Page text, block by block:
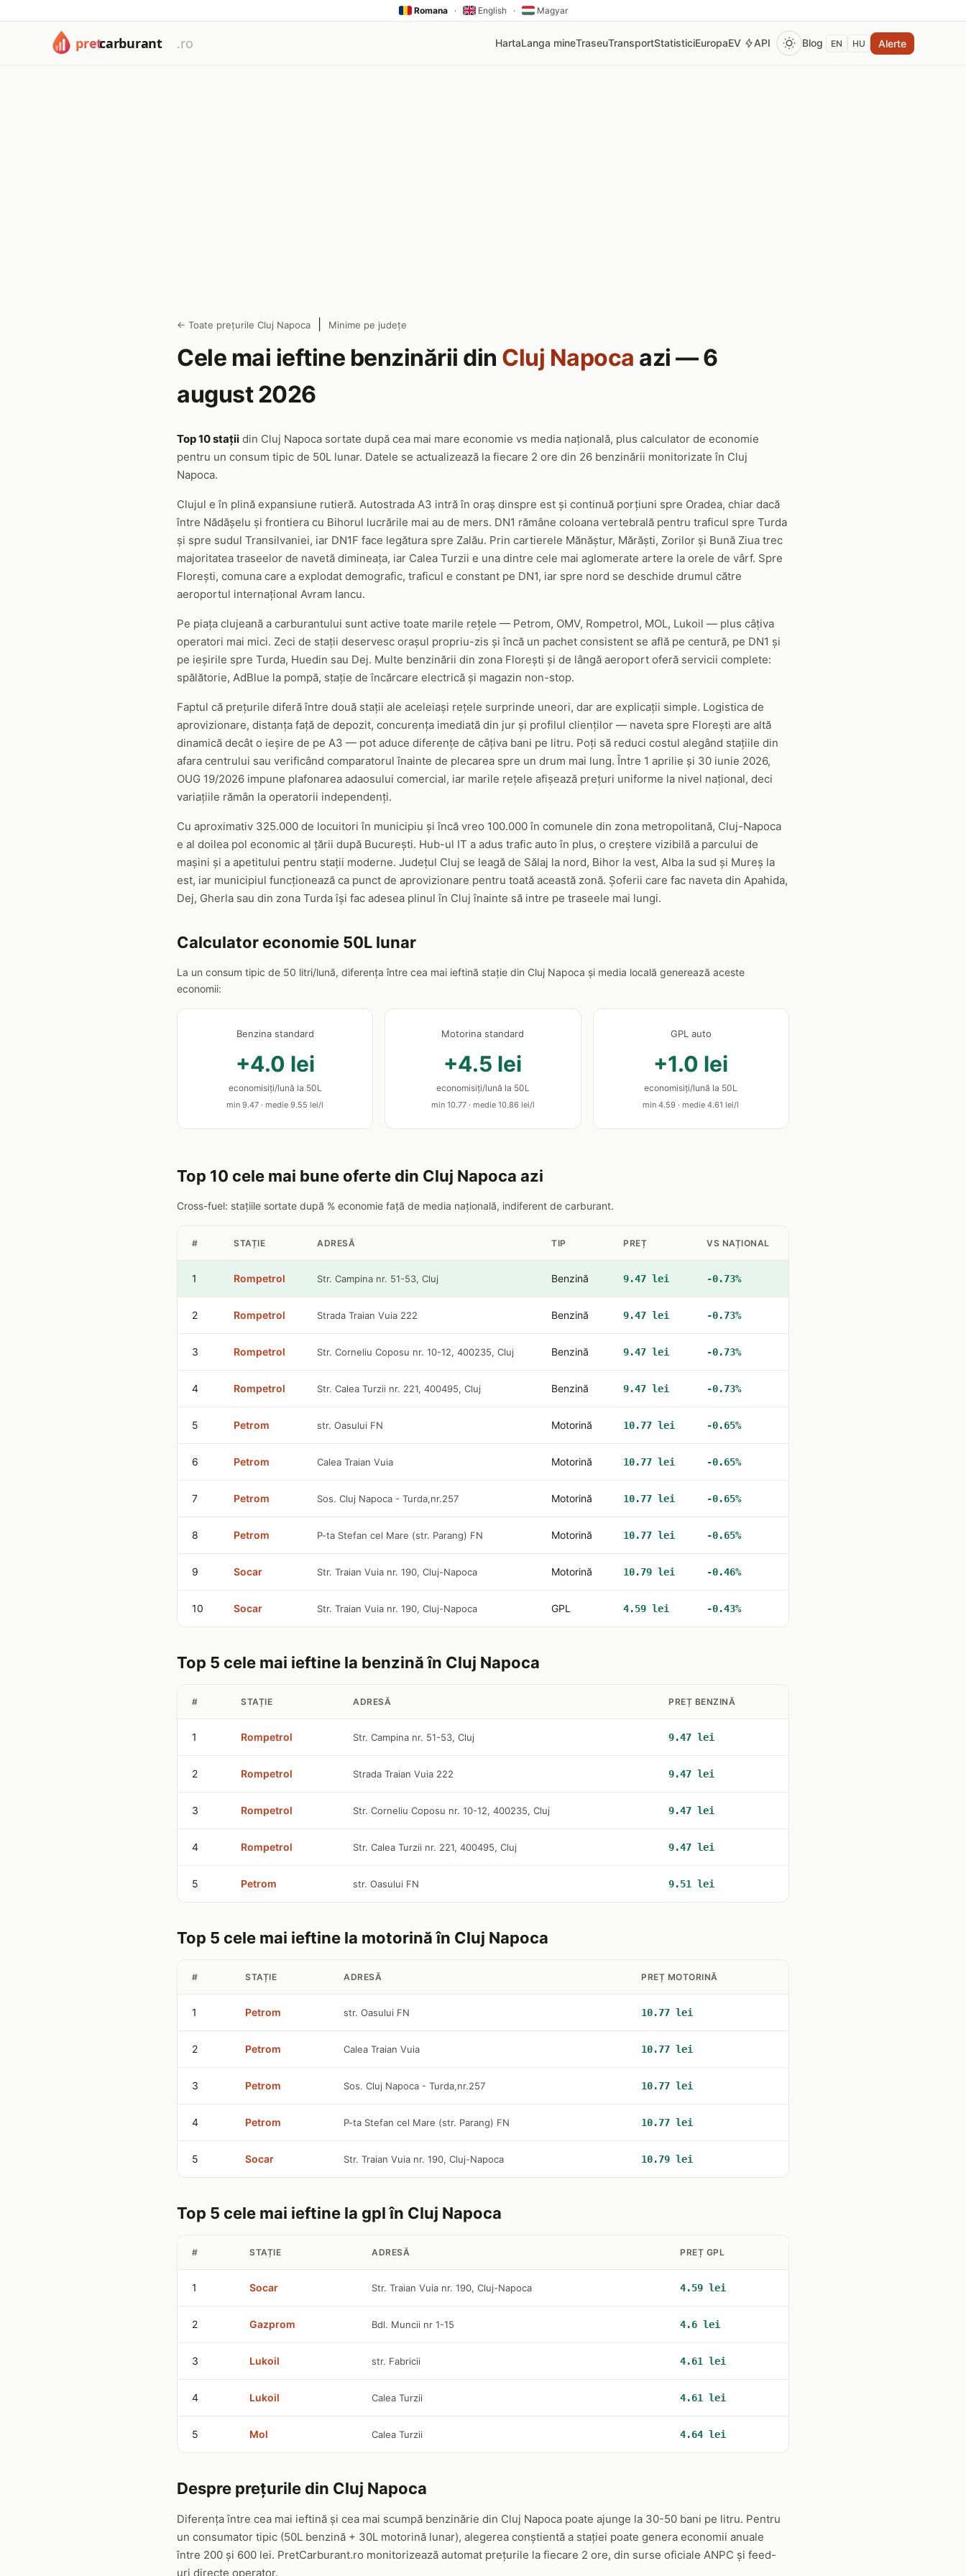
Romana · English · Magyar
HartaLanga mineTraseuTransportStatisticiEuropaEV API Blog EN HU Alerte
← Toate prețurile Cluj Napoca Minime pe județe
Cele mai ieftine benzinării din Cluj Napoca azi — 6
august 2026
Top 10 stații din Cluj Napoca sortate după cea mai mare economie vs media națională, plus calculator de economie
pentru un consum tipic de 50L lunar. Datele se actualizează la fiecare 2 ore din 26 benzinării monitorizate în Cluj
Napoca.
Clujul e în plină expansiune rutieră. Autostrada A3 intră în oraș dinspre est și continuă porțiuni spre Oradea, chiar dacă
între Nădășelu și frontiera cu Bihorul lucrările mai au de mers. DN1 rămâne coloana vertebrală pentru traficul spre Turda
și spre sudul Transilvaniei, iar DN1F face legătura spre Zalău. Prin cartierele Mănăștur, Mărăști, Zorilor și Bună Ziua trec
majoritatea traseelor de navetă dimineața, iar Calea Turzii e una dintre cele mai aglomerate artere la orele de vârf. Spre
Florești, comuna care a explodat demografic, traficul e constant pe DN1, iar spre nord se deschide drumul către
aeroportul internațional Avram Iancu.
Pe piața clujeană a carburantului sunt active toate marile rețele — Petrom, OMV, Rompetrol, MOL, Lukoil — plus câțiva
operatori mai mici. Zeci de stații deservesc orașul propriu-zis și încă un pachet consistent se află pe centură, pe DN1 și
pe ieșirile spre Turda, Huedin sau Dej. Multe benzinării din zona Florești și de lângă aeroport oferă servicii complete:
spălătorie, AdBlue la pompă, stație de încărcare electrică și magazin non-stop.
Faptul că prețurile diferă între două stații ale aceleiași rețele surprinde uneori, dar are explicații simple. Logistica de
aprovizionare, distanța față de depozit, concurența imediată din jur și profilul clienților — naveta spre Florești are altă
dinamică decât o ieșire de pe A3 — pot aduce diferențe de câțiva bani pe litru. Poți să reduci costul alegând stațiile din
afara centrului sau verificând comparatorul înainte de plecarea spre un drum mai lung. Între 1 aprilie și 30 iunie 2026,
OUG 19/2026 impune plafonarea adaosului comercial, iar marile rețele afișează prețuri uniforme la nivel național, deci
variațiile rămân la operatorii independenți.
Cu aproximativ 325.000 de locuitori în municipiu și încă vreo 100.000 în comunele din zona metropolitană, Cluj-Napoca
e al doilea pol economic al țării după București. Hub-ul IT a adus trafic auto în plus, o creștere vizibilă a parcului de
mașini și a apetitului pentru stații moderne. Județul Cluj se leagă de Sălaj la nord, Bihor la vest, Alba la sud și Mureș la
est, iar municipiul funcționează ca punct de aprovizionare pentru toată această zonă. Șoferii care fac naveta din Apahida,
Dej, Gherla sau din zona Turda își fac adesea plinul în Cluj înainte să intre pe traseele mai lungi.
Calculator economie 50L lunar
La un consum tipic de 50 litri/lună, diferența între cea mai ieftină stație din Cluj Napoca și media locală generează aceste
economii:
Benzina standard
+4.0 lei
economisiți/lună la 50L
min 9.47 · medie 9.55 lei/l
Motorina standard
+4.5 lei
economisiți/lună la 50L
min 10.77 · medie 10.86 lei/l
GPL auto
+1.0 lei
economisiți/lună la 50L
min 4.59 · medie 4.61 lei/l
Top 10 cele mai bune oferte din Cluj Napoca azi
Cross-fuel: stațiile sortate după % economie față de media națională, indiferent de carburant.
# STAȚIE ADRESĂ TIP PREȚ VS NAȚIONAL
1 Rompetrol Str. Campina nr. 51-53, Cluj Benzină 9.47 lei -0.73%
2 Rompetrol Strada Traian Vuia 222 Benzină 9.47 lei -0.73%
3 Rompetrol Str. Corneliu Coposu nr. 10-12, 400235, Cluj Benzină 9.47 lei -0.73%
4 Rompetrol Str. Calea Turzii nr. 221, 400495, Cluj Benzină 9.47 lei -0.73%
5 Petrom str. Oasului FN Motorină 10.77 lei -0.65%
6 Petrom Calea Traian Vuia Motorină 10.77 lei -0.65%
7 Petrom Sos. Cluj Napoca - Turda,nr.257 Motorină 10.77 lei -0.65%
8 Petrom P-ta Stefan cel Mare (str. Parang) FN Motorină 10.77 lei -0.65%
9 Socar Str. Traian Vuia nr. 190, Cluj-Napoca Motorină 10.79 lei -0.46%
10 Socar Str. Traian Vuia nr. 190, Cluj-Napoca GPL 4.59 lei -0.43%
Top 5 cele mai ieftine la benzină în Cluj Napoca
# STAȚIE ADRESĂ PREȚ BENZINĂ
1 Rompetrol Str. Campina nr. 51-53, Cluj 9.47 lei
2 Rompetrol Strada Traian Vuia 222 9.47 lei
3 Rompetrol Str. Corneliu Coposu nr. 10-12, 400235, Cluj 9.47 lei
4 Rompetrol Str. Calea Turzii nr. 221, 400495, Cluj 9.47 lei
5 Petrom str. Oasului FN 9.51 lei
Top 5 cele mai ieftine la motorină în Cluj Napoca
# STAȚIE ADRESĂ PREȚ MOTORINĂ
1 Petrom str. Oasului FN 10.77 lei
2 Petrom Calea Traian Vuia 10.77 lei
3 Petrom Sos. Cluj Napoca - Turda,nr.257 10.77 lei
4 Petrom P-ta Stefan cel Mare (str. Parang) FN 10.77 lei
5 Socar Str. Traian Vuia nr. 190, Cluj-Napoca 10.79 lei
Top 5 cele mai ieftine la gpl în Cluj Napoca
# STAȚIE ADRESĂ PREȚ GPL
1 Socar Str. Traian Vuia nr. 190, Cluj-Napoca 4.59 lei
2 Gazprom Bdl. Muncii nr 1-15 4.6 lei
3 Lukoil str. Fabricii 4.61 lei
4 Lukoil Calea Turzii 4.61 lei
5 Mol Calea Turzii 4.64 lei
Despre prețurile din Cluj Napoca
Diferența între cea mai ieftină și cea mai scumpă benzinărie din Cluj Napoca poate ajunge la 30-50 bani pe litru. Pentru
un consumator tipic (50L benzină + 30L motorină lunar), alegerea conștientă a stației poate genera economii anuale
între 200 și 600 lei. PretCarburant.ro monitorizează automat prețurile la fiecare 2 ore, din surse oficiale ANPC și feed-
uri directe operator.